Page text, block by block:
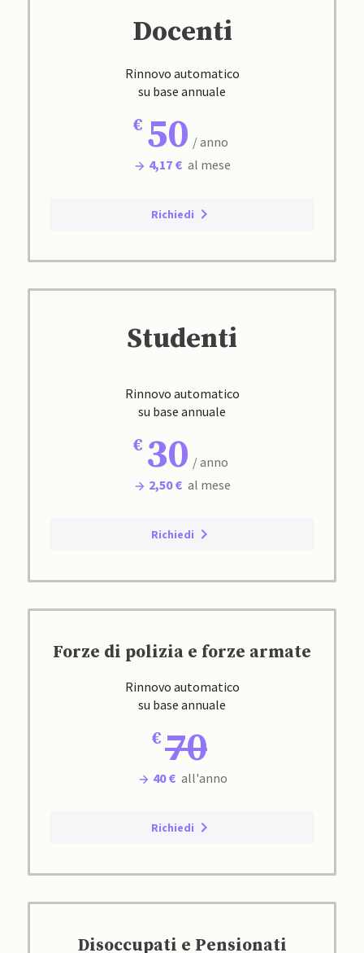
Docenti
Rinnovo automatico
su base annuale
50 / anno
4,17 € al mese
Richiedi
Studenti
Rinnovo automatico
su base annuale
30 / anno
2,50 € al mese
Richiedi
Forze di polizia e forze armate
Rinnovo automatico
su base annuale
70
40 € all'anno
Richiedi
Disoccupati e Pensionati